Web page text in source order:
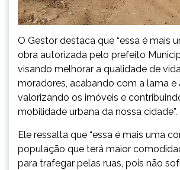
O Gestor destaca que “essa é mais
obra autorizada pelo prefeito
visando melhorar a qualidade de
moradores, acabando com a lama e
valorizando os imóveis e
mobilidade urbana da nossa cidade”.
Ele ressalta que “essa é mais uma
população que terá maior
para trafegar pelas ruas, pois não